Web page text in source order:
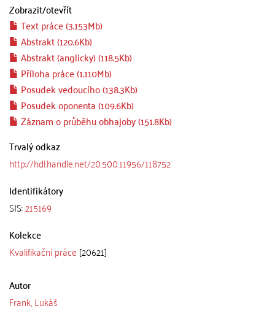
Zobrazit/otevřít
Text práce (3.153Mb)
Abstrakt (120.6Kb)
Abstrakt (anglicky) (118.5Kb)
Příloha práce (1.110Mb)
Posudek vedoucího (138.3Kb)
Posudek oponenta (109.6Kb)
Záznam o průběhu obhajoby (151.8Kb)
Trvalý odkaz
http://hdl.handle.net/20.500.11956/118752
Identifikátory
SIS:215169
Kolekce
Kvalifikační práce [20621]
Autor
Frank, Lukáš